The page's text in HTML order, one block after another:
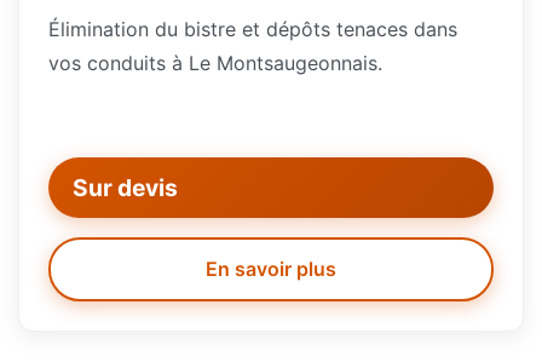
Élimination du bistre et dépôts tenaces dans
vos conduits à Le Montsaugeonnais.
Sur devis
En savoir plus